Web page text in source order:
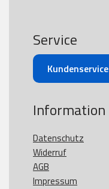
Service
Kundenservice
Information
Datenschutz
Widerruf
AGB
Impressum